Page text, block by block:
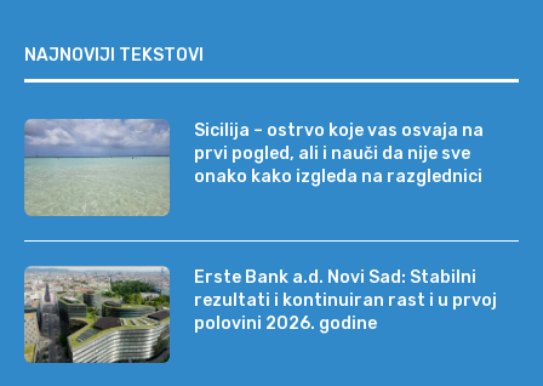
NAJNOVIJI TEKSTOVI
Sicilija – ostrvo koje vas osvaja na
prvi pogled, ali i nauči da nije sve
onako kako izgleda na razglednici
Erste Bank a.d. Novi Sad: Stabilni
rezultati i kontinuiran rast i u prvoj
polovini 2026. godine